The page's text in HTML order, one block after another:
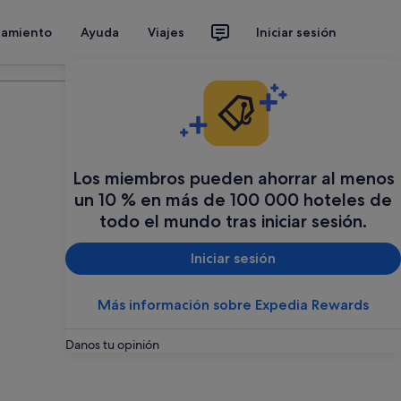
Ayuda Viajes Iniciar sesión
Los miembros pueden ahorrar al menos
un 10 % en más de 100 000 hoteles de
todo el mundo tras iniciar sesión.
Iniciar sesión
Más información sobre Expedia Rewards
Danos tu opinión